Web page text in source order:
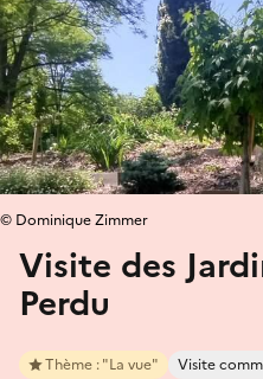
Visite des
Perdu
Thème : "La vue" Visite
© Dominique Zimmer